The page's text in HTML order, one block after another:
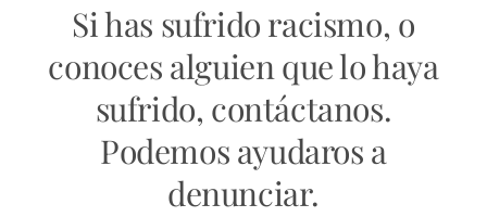
Si has sufrido racismo, o
conoces alguien que lo haya
sufrido, contáctanos.
Podemos ayudaros a
denunciar.